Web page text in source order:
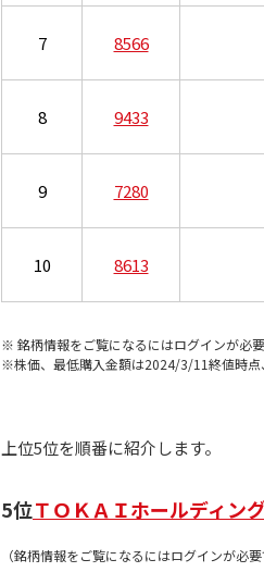
7 8566
8 9433
9 7280
10 8613
※ 銘柄情報をご覧になるにはログインが必
※株価、最低購入金額は2024/3/11終値時点
上位5位を順番に紹介します。
5位ＴＯＫＡＩホールディン
（銘柄情報をご覧になるにはログインが必要